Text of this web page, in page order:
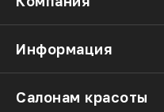
Информация
Салонам красоты